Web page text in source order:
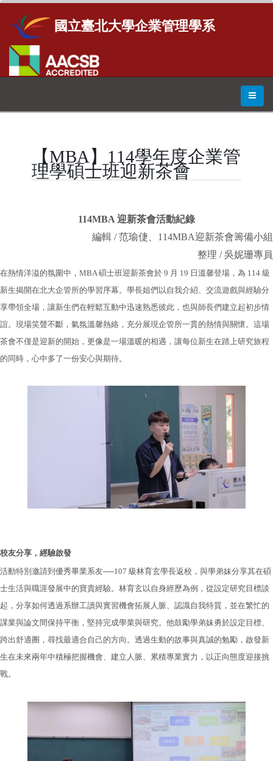
國立臺北大學企業管理學系
【MBA】114學年度企業管
理學碩士班迎新茶會
114MBA 迎新茶會活動紀錄
編輯 / 范瑜倢、114MBA迎新茶會籌備小組
整理 / 吳妮珊專員
在熱情洋溢的氛圍中，MBA 碩士班迎新茶會於 9 月 19 日溫馨登場，為 114 級
新生揭開在北大企管所的學習序幕。學長姐們以自我介紹、交流遊戲與經驗分
享帶領全場，讓新生們在輕鬆互動中迅速熟悉彼此，也與師長們建立起初步情
誼。現場笑聲不斷，氣氛溫馨熱絡，充分展現企管所一貫的熱情與關懷。這場
茶會不僅是迎新的開始，更像是一場溫暖的相遇，讓每位新生在踏上研究旅程
的同時，心中多了一份安心與期待。
校友分享，經驗啟發
活動特別邀請到優秀畢業系友──107 級林育玄學長返校，與學弟妹分享其在碩
士生活與職涯發展中的寶貴經驗。林育玄以自身經歷為例，從設定研究目標談
起，分享如何透過系辦工讀與實習機會拓展人脈、認識自我特質，並在繁忙的
課業與論文間保持平衡，堅持完成學業與研究。他鼓勵學弟妹勇於設定目標、
跨出舒適圈，尋找最適合自己的方向。透過生動的故事與真誠的勉勵，啟發新
生在未來兩年中積極把握機會、建立人脈、累積專業實力，以正向態度迎接挑
戰。